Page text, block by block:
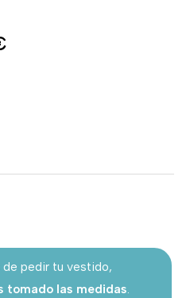
680,00€.
pedir tu vestido,
tomado las medidas.